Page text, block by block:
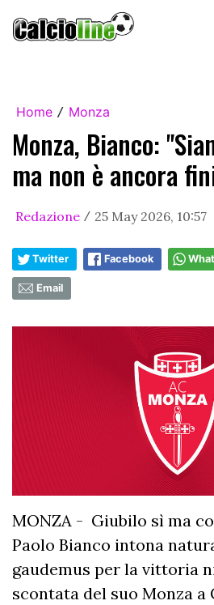
Home / Monza
Monza, Bianco:
ma non è ancora
Redazione / 25 May 2026, 10:57
Twitter Facebook
Email
MONZA - Giubilo sì ma
Paolo Bianco intona
gaudemus per la vittoria
scontata del suo Monza a